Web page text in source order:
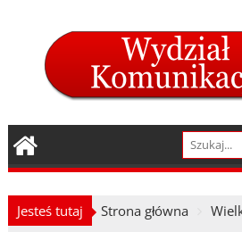
Jesteś tutaj Strona główna